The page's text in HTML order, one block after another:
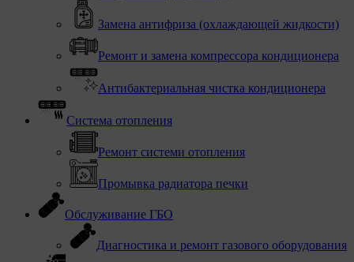
Замена антифриза (охлаждающей жидкости)
Ремонт и замена компрессора кондиционера
Антибактериальная чистка кондиционера
Система отопления
Ремонт системи отопления
Промывка радиатора печки
Обслуживание ГБО
Диагностика и ремонт газового оборудования